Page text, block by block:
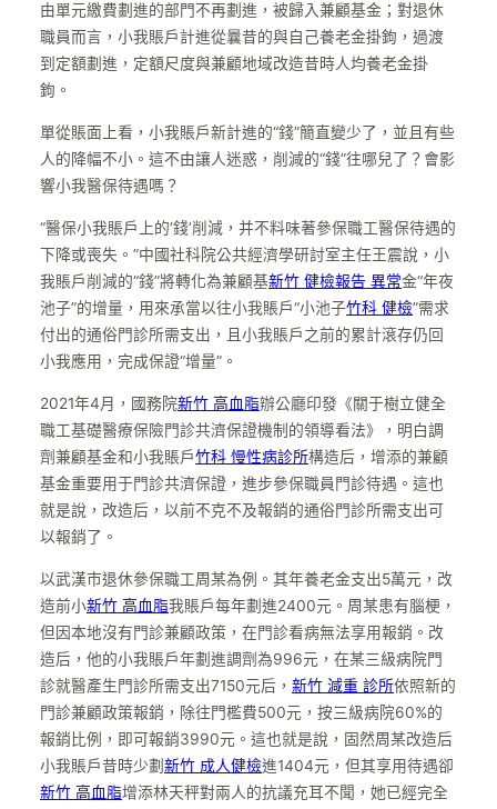
由單元繳費劃進的部門不再劃進，被歸入兼顧基金；對退休
職員而言，小我賬戶計進從曩昔的與自己養老金掛鉤，過渡
到定額劃進，定額尺度與兼顧地域改造昔時人均養老金掛
鉤。
單從賬面上看，小我賬戶新計進的“錢”簡直變少了，並且有些
人的降幅不小。這不由讓人迷惑，削減的“錢”往哪兒了？會影
響小我醫保待遇嗎？
“醫保小我賬戶上的‘錢’削減，并不料味著參保職工醫保待遇的
下降或喪失。”中國社科院公共經濟學研討室主任王震說，小
我賬戶削減的“錢”將轉化為兼顧基新竹 健檢報告 異常金“年夜
池子”的增量，用來承當以往小我賬戶“小池子竹科 健檢”需求
付出的通俗門診所需支出，且小我賬戶之前的累計滾存仍回
小我應用，完成保證“增量”。
2021年4月，國務院新竹 高血脂辦公廳印發《關于樹立健全
職工基礎醫療保險門診共濟保證機制的領導看法》，明白調
劑兼顧基金和小我賬戶竹科 慢性病診所構造后，增添的兼顧
基金重要用于門診共濟保證，進步參保職員門診待遇。這也
就是說，改造后，以前不克不及報銷的通俗門診所需支出可
以報銷了。
以武漢市退休參保職工周某為例。其年養老金支出5萬元，改
造前小新竹 高血脂我賬戶每年劃進2400元。周某患有腦梗，
但因本地沒有門診兼顧政策，在門診看病無法享用報銷。改
造后，他的小我賬戶年劃進調劑為996元，在某三級病院門
診就醫產生門診所需支出7150元后， 新竹 減重 診所依照新的
門診兼顧政策報銷，除往門檻費500元，按三級病院60%的
報銷比例，即可報銷3990元。這也就是說，固然周某改造后
小我賬戶昔時少劃新竹 成人健檢進1404元，但其享用待遇卻
新竹 高血脂增添林天秤對兩人的抗議充耳不聞，她已經完全